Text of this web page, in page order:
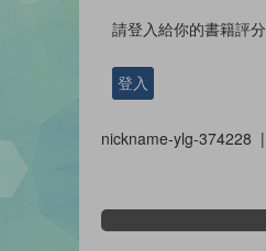
請登入給你的書籍評分
登入
nickname-ylg-374228 |